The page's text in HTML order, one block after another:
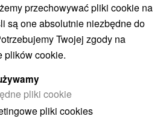
przechowywać pliki cookie na
są one absolutnie niezbędne do
Twojej zgody na
plików cookie.
pliki cookie
pliki cookies